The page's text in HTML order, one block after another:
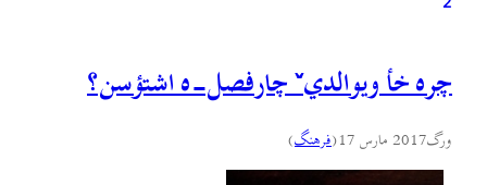
چره خأ ویوالديˇ چارفصل-ه اشتؤسن؟
ورگ2017 مارس 17 (فرهنگ)